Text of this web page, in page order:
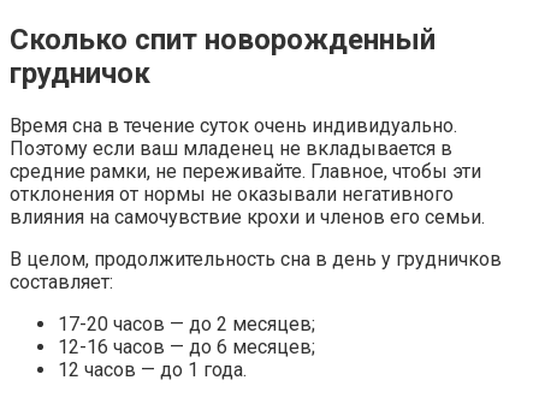
Сколько спит новорожденный
грудничок
Время сна в течение суток очень индивидуально.
Поэтому если ваш младенец не вкладывается в
средние рамки, не переживайте. Главное, чтобы эти
отклонения от нормы не оказывали негативного
влияния на самочувствие крохи и членов его семьи.
В целом, продолжительность сна в день у грудничков
составляет:
17-20 часов — до 2 месяцев;
12-16 часов — до 6 месяцев;
12 часов — до 1 года.